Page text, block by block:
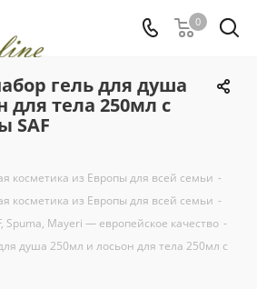
0
гель для душа
для тела 250мл с
SAF
косметика из Европы для всей семьи -
косметика из Европы для всей семьи -
Spuma, Mayeri — европейское качество -
душа 250мл и лосьон для тела 250мл с